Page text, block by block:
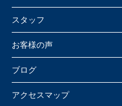
スタッフ
お客様の声
ブログ
アクセスマップ